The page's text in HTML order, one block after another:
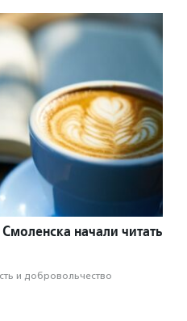
начали читать
и доброволь­чест­во